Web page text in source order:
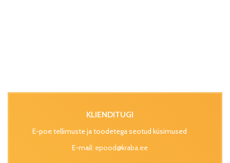
KLIENDITUGI
E-poe tellimuste ja toodetega seotud küsimused
E-mail: epood@kraba.ee